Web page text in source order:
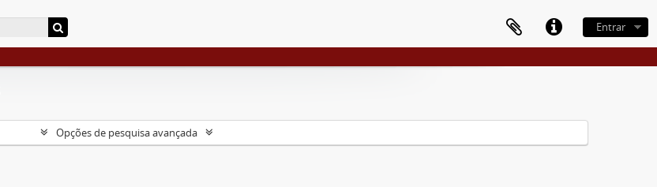
Entrar
Opções de pesquisa avançada